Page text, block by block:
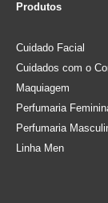
Produtos
Cuidado Facial
Cuidados com o
Maquiagem
Perfumaria
Perfumaria
Linha Men